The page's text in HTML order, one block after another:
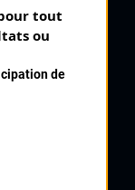
LA
tout
ou
de